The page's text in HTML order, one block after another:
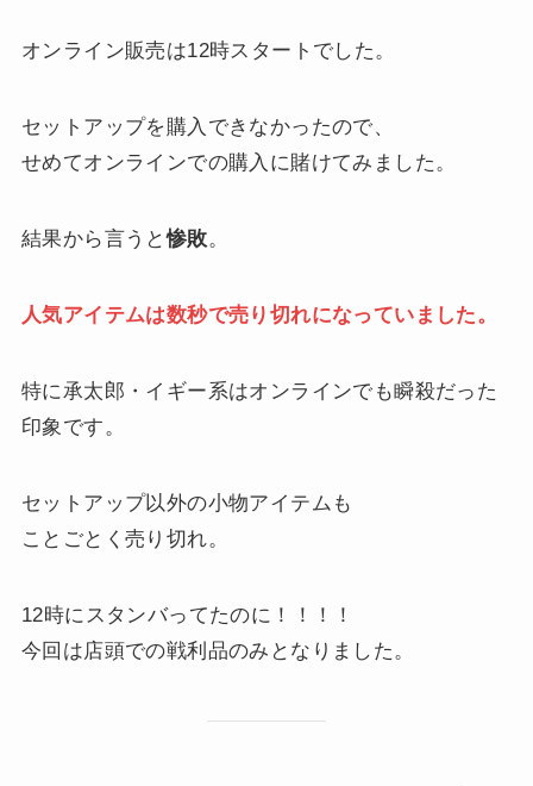
オンライン販売は12時スタートでした。
セットアップを購入できなかったので、
せめてオンラインでの購入に賭けてみました。
結果から言うと惨敗。
人気アイテムは数秒で売り切れになっていました。
特に承太郎・イギー系はオンラインでも瞬殺だった
印象です。
セットアップ以外の小物アイテムも
ことごとく売り切れ。
12時にスタンバってたのに！！！！
今回は店頭での戦利品のみとなりました。